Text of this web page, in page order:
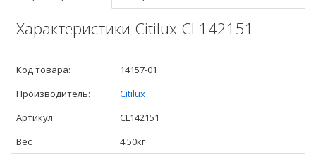
Характеристики Citilux CL142151
Код товара:
14157-01
Производитель:
Citilux
Артикул:
CL142151
Вес
4.50кг